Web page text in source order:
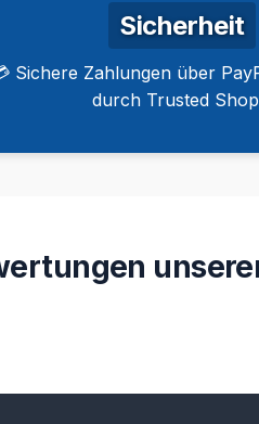
Sicherheit
Sichere Zahlungen über
durch Trusted